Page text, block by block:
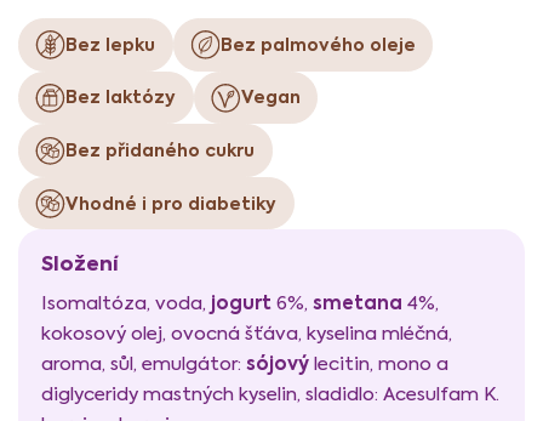
Bez lepku Bez palmového oleje
Bez laktózy Vegan
Bez přidaného cukru
Vhodné i pro diabetiky
Složení
Isomaltóza, voda, jogurt 6%, smetana 4%,
kokosový olej, ovocná šťáva, kyselina mléčná,
aroma, sůl, emulgátor: sójový lecitin, mono a
diglyceridy mastných kyselin, sladidlo: Acesulfam K.